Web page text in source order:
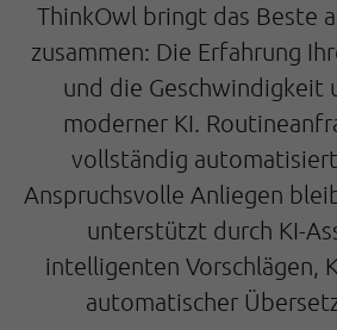
ThinkOwl bringt das Beste
zusammen: Die Erfahrung
und die Geschwindigkeit
moderner KI.
vollständig
Anspruchsvolle Anliegen
unterstützt durch KI-
intelligenten Vorschlägen,
automatischer